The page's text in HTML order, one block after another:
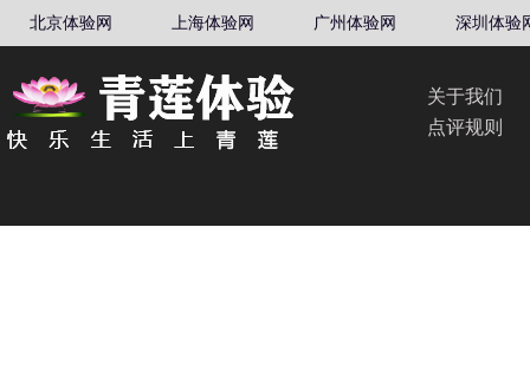
北京体验网
上海体验网 广州体验网 深圳体验
关于我们
点评规则